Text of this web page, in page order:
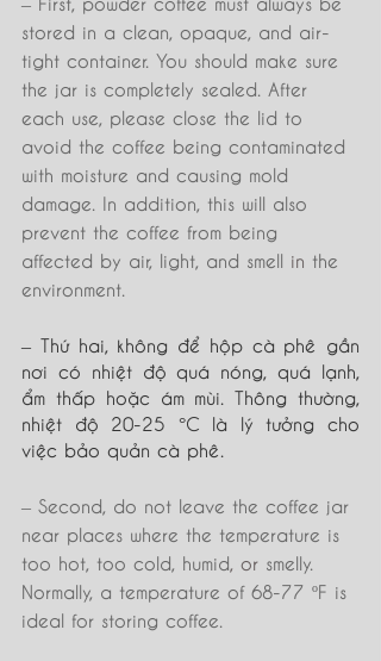
stored in a clean, opaque, and air-
tight container. You should make sure
the jar is completely sealed. After
each use, please close the lid to
avoid the coffee being contaminated
with moisture and causing mold
damage. In addition, this will also
prevent the coffee from being
affected by air, light, and smell in the
environment.
– Thứ hai, không để hộp cà phê gần
nơi có nhiệt độ quá nóng, quá lạnh,
ẩm thấp hoặc ám mùi. Thông thường,
nhiệt độ 20-25 °C là lý tưởng cho
việc bảo quản cà phê.
– Second, do not leave the coffee jar
near places where the temperature is
too hot, too cold, humid , or smelly.
Normally, a temperature of 68-77 ºF is
ideal for storing coffee.